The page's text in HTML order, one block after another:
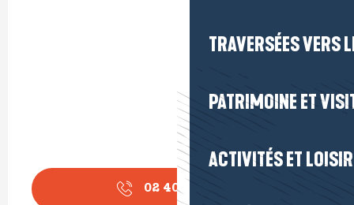
TRAVERSÉES VERS
PATRIMOINE ET
ACTIVITÉS ET
02 40 23 50